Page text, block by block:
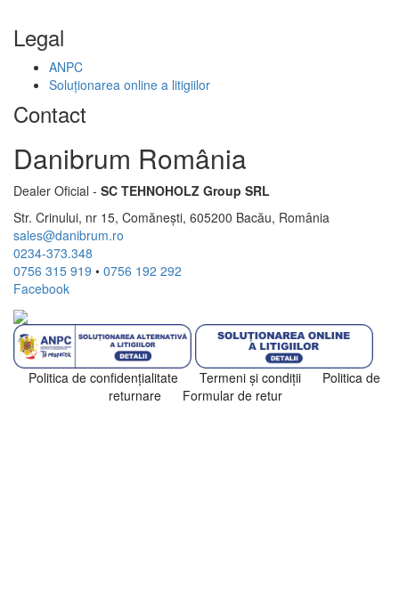
Legal
ANPC
Soluționarea online a litigiilor
Contact
Danibrum România
Dealer Oficial - SC TEHNOHOLZ Group SRL
Str. Crinului, nr 15, Comănești, 605200 Bacău, România
sales@danibrum.ro
0234-373.348
0756 315 919 • 0756 192 292
Facebook
Politica de confidenţialitate Termeni şi condiţii
Politica de
returnare
Formular de retur